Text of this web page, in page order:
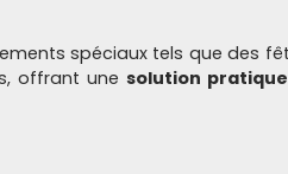
spéciaux tels que des
offrant une solution pratique